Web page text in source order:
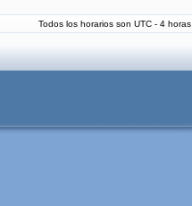
Todos los horarios son UTC - 4 horas